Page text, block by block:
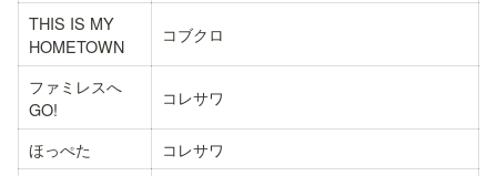
THIS IS MY
HOMETOWN
コブクロ
ファミレスへ
GO!
コレサワ
ほっぺた
コレサワ